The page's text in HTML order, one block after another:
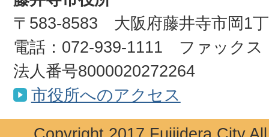
〒583-8583 大阪府藤井寺市岡1
電話：072-939-1111 ファックス
法人番号8000020272264
市役所へのアクセス